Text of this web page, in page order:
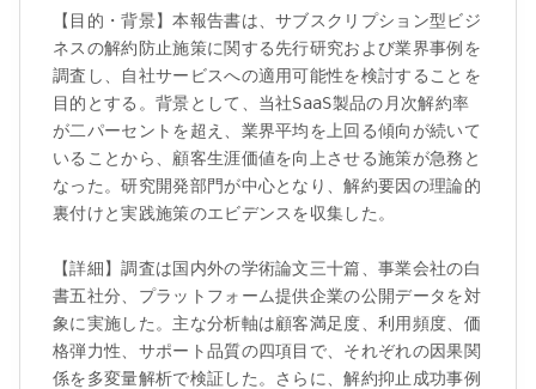
【目的・背景】本報告書は、サブスクリプション型ビジ
ネスの解約防止施策に関する先行研究および業界事例を
調査し、自社サービスへの適用可能性を検討することを
目的とする。背景として、当社SaaS製品の月次解約率
が二パーセントを超え、業界平均を上回る傾向が続いて
いることから、顧客生涯価値を向上させる施策が急務と
なった。研究開発部門が中心となり、解約要因の理論的
裏付けと実践施策のエビデンスを収集した。
【詳細】調査は国内外の学術論文三十篇、事業会社の白
書五社分、プラットフォーム提供企業の公開データを対
象に実施した。主な分析軸は顧客満足度、利用頻度、価
格弾力性、サポート品質の四項目で、それぞれの因果関
係を多変量解析で検証した。さらに、解約抑止成功事例